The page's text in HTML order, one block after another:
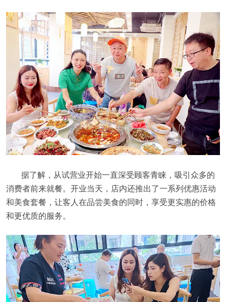
据了解，从试营业开始一直深受顾客青睐，吸引众多的
消费者前来就餐。开业当天，店内还推出了一系列优惠活动
和美食套餐，让客人在品尝美食的同时，享受更实惠的价格
和更优质的服务。